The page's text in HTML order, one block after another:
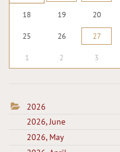
18 19 20
25 26 27
1 2 3
2026
2026, June
2026, May